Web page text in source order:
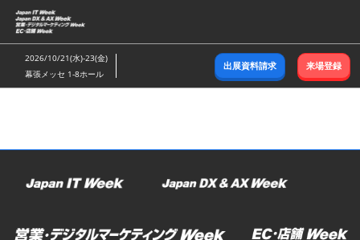
ス
キ
ッ
し
む
2026/10/21(水)-23(金)
幕張メッセ 1-8ホール
出展資料請求 来場登録